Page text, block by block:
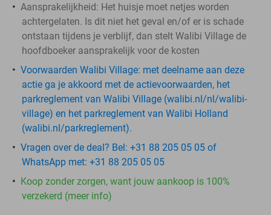
Aansprakelijkheid: Het huisje moet netjes worden
achtergelaten. Is dit niet het geval en/of er is schade
ontstaan tijdens je verblijf, dan stelt Walibi Village de
hoofdboeker aansprakelijk voor de kosten
Voorwaarden Walibi Village: met deelname aan deze
actie ga je akkoord met de actievoorwaarden, het
parkreglement van Walibi Village (walibi.nl/nl/walibi-
village) en het parkreglement van Walibi Holland
(walibi.nl/parkreglement).
Vragen over de deal? Bel: +31 88 205 05 05 of
WhatsApp met: +31 88 205 05 05
Koop zonder zorgen, want jouw aankoop is 100%
verzekerd (meer info)